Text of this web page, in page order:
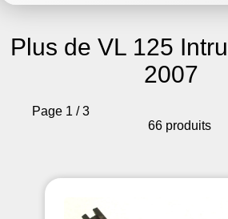
Plus de VL 125
2007
Page 1 / 3
66 produits